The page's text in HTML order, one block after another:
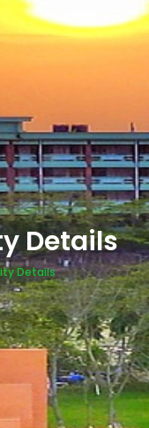
Details
Details